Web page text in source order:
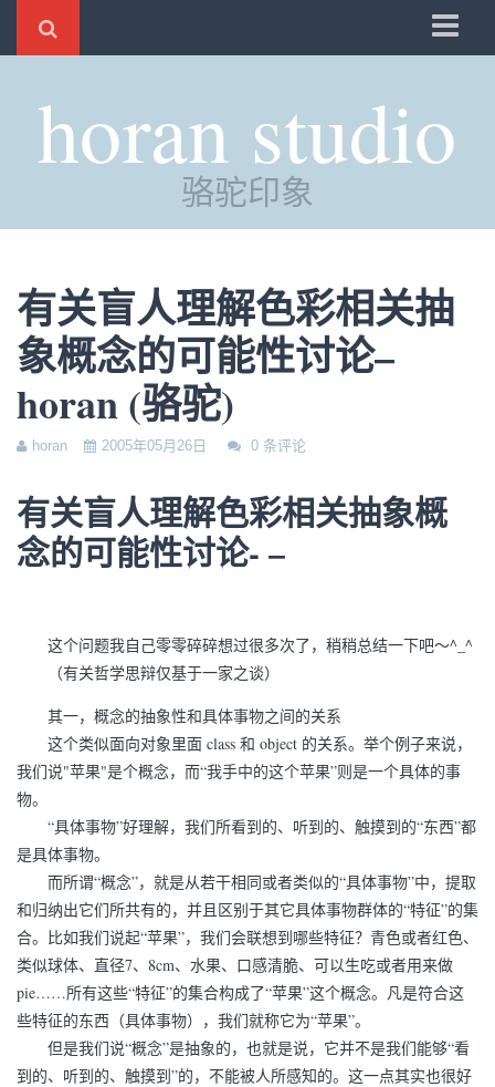
时光
评分
管理
horan studio
骆驼印象
有关盲人理解色彩相关抽
象概念的可能性讨论–
horan (骆驼)
horan 2005年05月26日 0 条评论
有关盲人理解色彩相关抽象概
念的可能性讨论- –
这个问题我自己零零碎碎想过很多次了，稍稍总结一下吧～^_^
（有关哲学思辩仅基于一家之谈）
其一，概念的抽象性和具体事物之间的关系
这个类似面向对象里面 class 和 object 的关系。举个例子来说，
我们说"苹果"是个概念，而“我手中的这个苹果”则是一个具体的事
物。
“具体事物”好理解，我们所看到的、听到的、触摸到的“东西”都
是具体事物。
而所谓“概念”，就是从若干相同或者类似的“具体事物”中，提取
和归纳出它们所共有的，并且区别于其它具体事物群体的“特征”的集
合。比如我们说起“苹果”，我们会联想到哪些特征？青色或者红色、
类似球体、直径7、8cm、水果、口感清脆、可以生吃或者用来做
pie……所有这些“特征”的集合构成了“苹果”这个概念。凡是符合这
些特征的东西（具体事物），我们就称它为“苹果”。
但是我们说“概念”是抽象的，也就是说，它并不是我们能够“看
到的、听到的、触摸到”的，不能被人所感知的。这一点其实也很好